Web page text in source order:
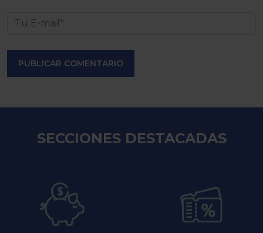
PUBLICAR COMENTARIO
SECCIONES DESTACADAS